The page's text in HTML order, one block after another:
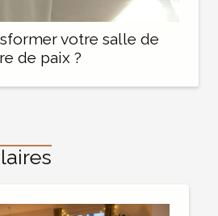
votre salle de
de paix ?